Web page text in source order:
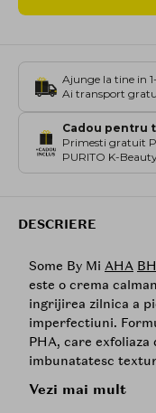
Ajunge la tine in
Ai transport
Cadou pentru
Primesti gratuit
PURITO K-
DESCRIERE
Some By Mi AHA
este o crema
ingrijirea zilnica a
imperfectiuni.
PHA, care
imbunatatesc
Vezi mai mult